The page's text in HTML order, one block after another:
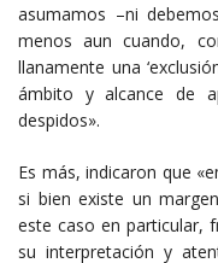
asumamos –ni
menos aun cuando,
llanamente una
ámbito y alcance de
despidos».
Es más, indicaron que
si bien existe un
este caso en particular,
su interpretación y